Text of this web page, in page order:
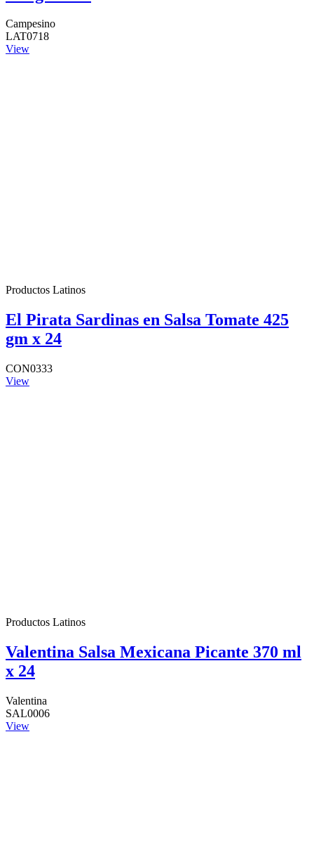
Campesino
LAT0718
View
Productos Latinos
El Pirata Sardinas en Salsa Tomate 425
gm x 24
CON0333
View
Productos Latinos
Valentina Salsa Mexicana Picante 370 ml
x 24
Valentina
SAL0006
View